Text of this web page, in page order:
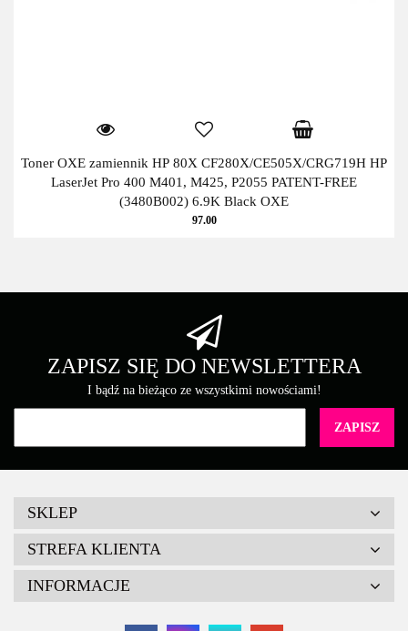
Toner OXE zamiennik HP 80X CF280X/CE505X/CRG719H HP
LaserJet Pro 400 M401, M425, P2055 PATENT-FREE
(3480B002) 6.9K Black OXE
97.00
ZAPISZ SIĘ DO NEWSLETTERA
I bądź na bieżąco ze wszystkimi nowościami!
SKLEP
STREFA KLIENTA
INFORMACJE